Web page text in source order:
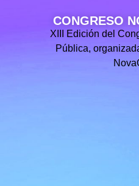
CONGRESO
XIII Edición del
Pública,